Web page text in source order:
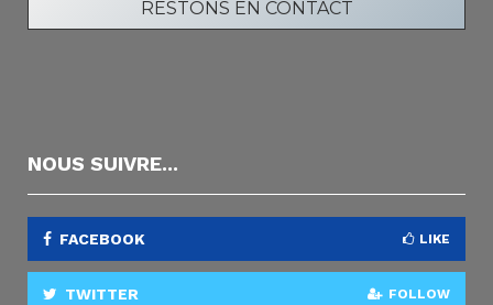
NOUS SUIVRE...
FACEBOOK LIKE
TWITTER FOLLOW